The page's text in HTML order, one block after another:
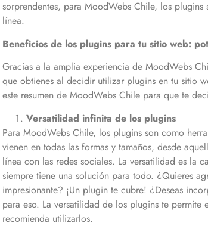
sorprendentes, para MoodWebs Chile, los
línea.
Beneficios de los plugins para tu sitio web:
Gracias a la amplia experiencia de MoodWebs
que obtienes al decidir utilizar plugins en tu sitio
este resumen de MoodWebs Chile para que te
Versatilidad infinita de los plugins
Para MoodWebs Chile, los plugins son como
vienen en todas las formas y tamaños, desde
línea con las redes sociales. La versatilidad es la
siempre tiene una solución para todo. ¿Quieres
impresionante? ¡Un plugin te cubre! ¿Deseas
para eso. La versatilidad de los plugins te
recomienda utilizarlos.